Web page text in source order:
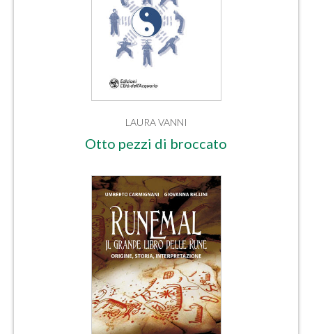
LAURA VANNI
Otto pezzi di broccato